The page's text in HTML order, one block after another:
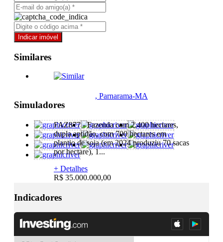
Similares
, Parnarama-MA
FAZ877 - Fazenda com 2.400 hectares,
dupla aptidão, com 700 hectares em
plantio de soja (em 2024 produziu 70 sacas
por hectare), 1...
+ Detalhes
R$ 35.000.000,00
Simuladores
Indicadores